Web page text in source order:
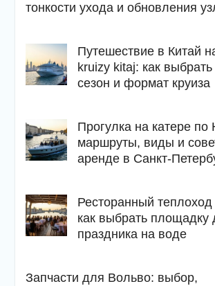
тонкости ухода и обновления
Путешествие в Китай
kruizy kitaj: как
сезон и формат круиза
Прогулка на катере по
маршруты, виды и
аренде в Санкт-
Ресторанный
как выбрать площадку
праздника на воде
Запчасти для Вольво: выбор,